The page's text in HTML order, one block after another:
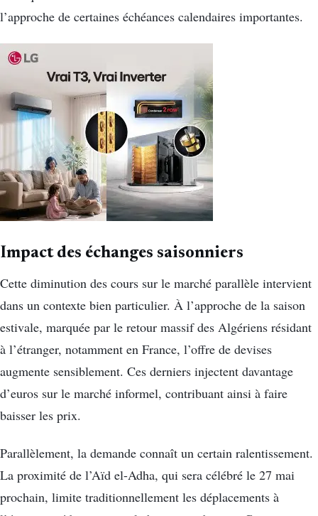
l’approche de certaines échéances calendaires importantes.
Impact des échanges saisonniers
Cette diminution des cours sur le marché parallèle intervient
dans un contexte bien particulier. À l’approche de la saison
estivale, marquée par le retour massif des Algériens résidant
à l’étranger, notamment en France, l’offre de devises
augmente sensiblement. Ces derniers injectent davantage
d’euros sur le marché informel, contribuant ainsi à faire
baisser les prix.
Parallèlement, la demande connaît un certain ralentissement.
La proximité de l’Aïd el-Adha, qui sera célébré le 27 mai
prochain, limite traditionnellement les déplacements à